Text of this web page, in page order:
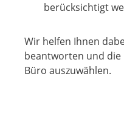
berücksichtigt
Wir helfen Ihnen
beantworten und
Büro auszuwählen.